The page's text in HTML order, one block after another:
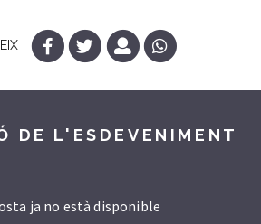
DE L'ESDEVENIMENT
ja no està disponible